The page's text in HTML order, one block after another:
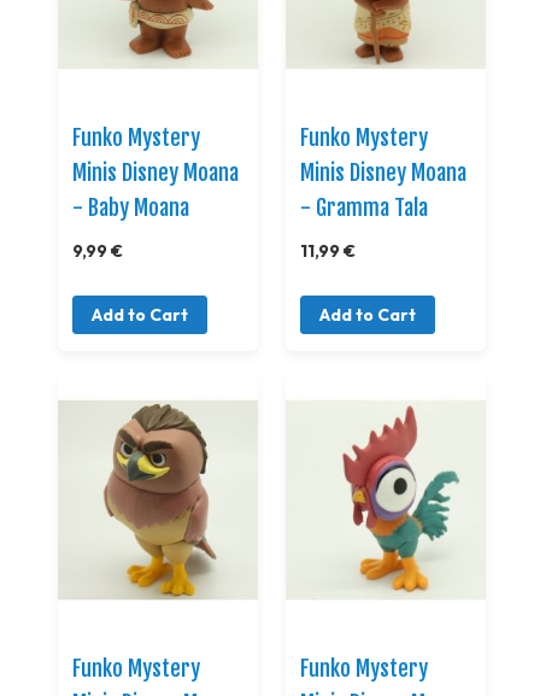
Funko Mystery
Minis Disney Moana
- Baby Moana
9,99 €
Add to Cart
Funko Mystery
Minis Disney Moana
- Gramma Tala
11,99 €
Add to Cart
Funko Mystery
Funko Mystery